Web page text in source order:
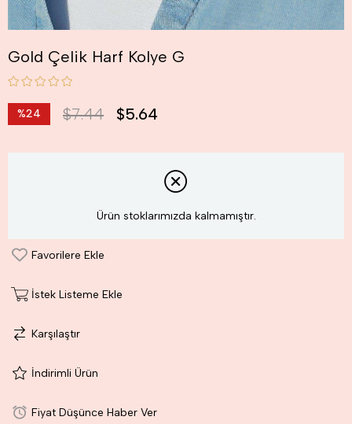
Gold Çelik Harf Kolye G
%24
$7.44 $5.64
Ürün stoklarımızda kalmamıştır.
Favorilere Ekle
İstek Listeme Ekle
Karşılaştır
İndirimli Ürün
Fiyat Düşünce Haber Ver